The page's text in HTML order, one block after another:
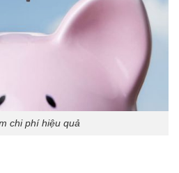
chi phí hiệu quả